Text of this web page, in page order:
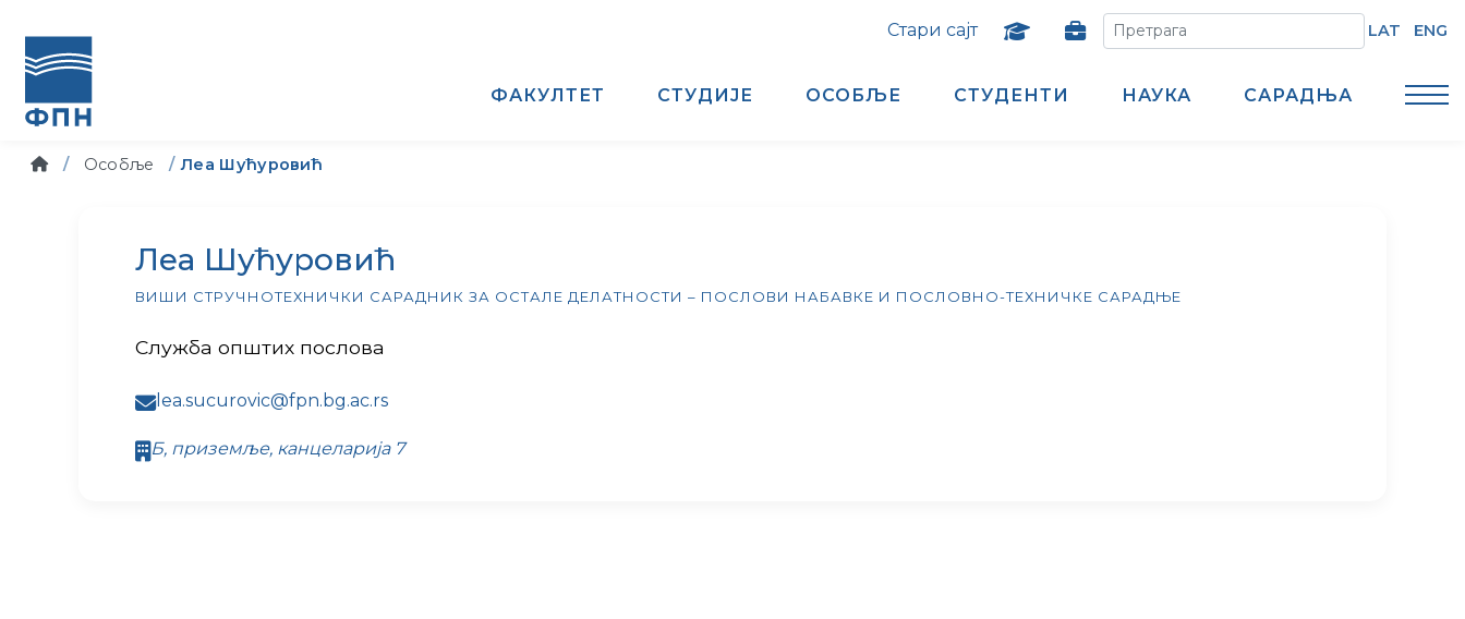
Стари сајт LAT ENG
ФАКУЛТЕТ СТУДИЈЕ ОСОБЉЕ СТУДЕНТИ НАУКА САРАДЊА
Особље Леа Шућуровић
Леа Шућуровић
ВИШИ СТРУЧНОТЕХНИЧКИ САРАДНИК ЗА ОСТАЛЕ ДЕЛАТНОСТИ – ПОСЛОВИ НАБАВКЕ И ПОСЛОВНО-ТЕХНИЧКЕ САРАДЊЕ
Служба општих послова
lea.sucurovic@fpn.bg.ac.rs
Б, приземље, канцеларија 7